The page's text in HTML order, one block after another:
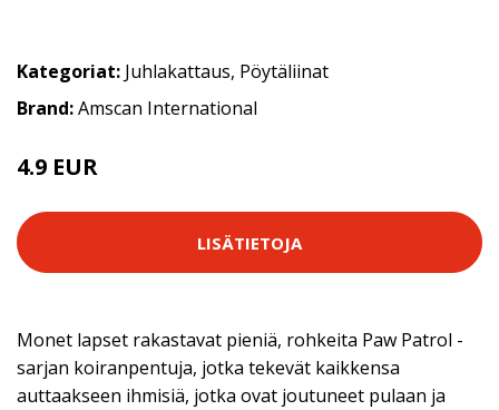
Kategoriat: Juhlakattaus, Pöytäliinat
Brand:Amscan International
4.9 EUR
LISÄTIETOJA
Monet lapset rakastavat pieniä, rohkeita Paw Patrol -
sarjan koiranpentuja, jotka tekevät kaikkensa
auttaakseen ihmisiä, jotka ovat joutuneet pulaan ja